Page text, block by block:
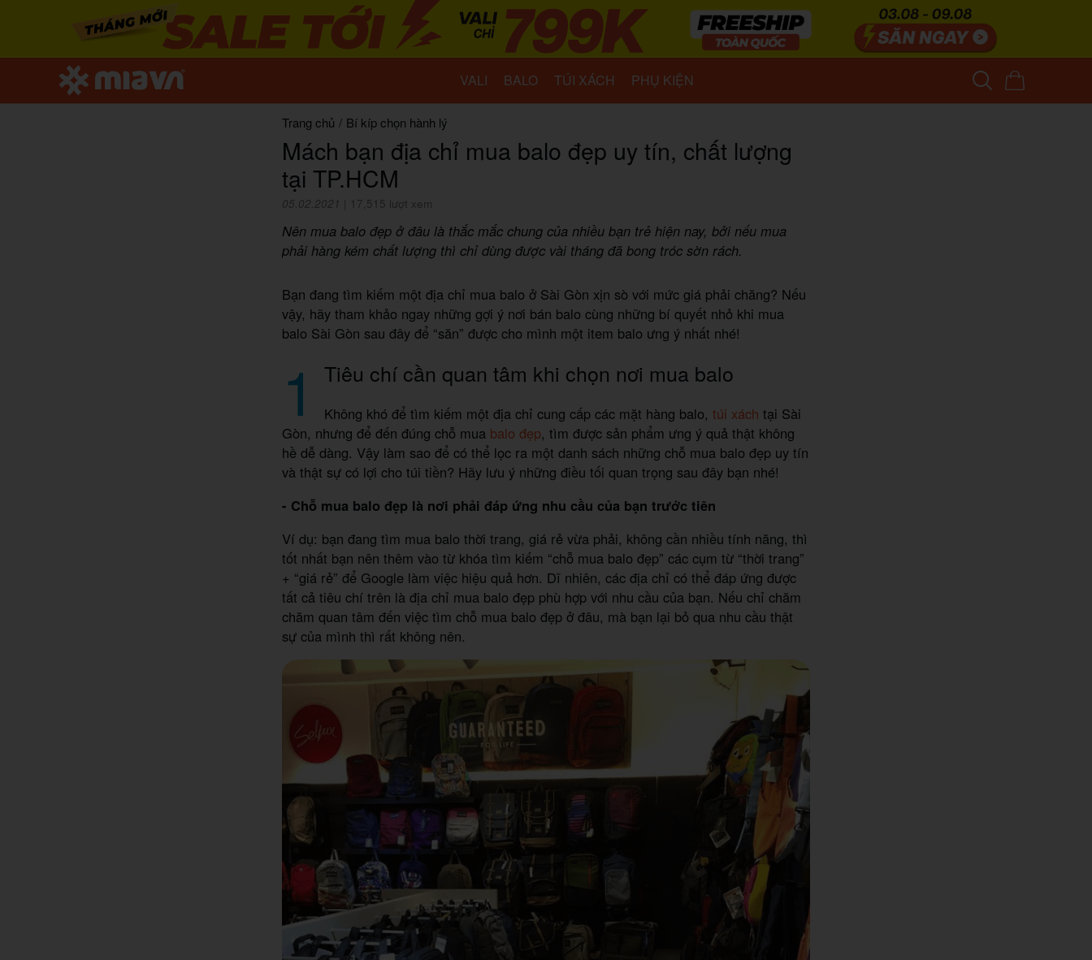
VALI BALO TÚI XÁCH PHỤ KIỆN
Trang chủ / Bí kíp chọn hành lý
Mách bạn địa chỉ mua balo đẹp uy tín, chất lượng
tại TP.HCM
05.02.2021 17,515 lượt xem
Nên mua balo đẹp ở đâu là thắc mắc chung của nhiều bạn trẻ hiện nay, bởi nếu mua
phải hàng kém chất lượng thì chỉ dùng được vài tháng đã bong tróc sờn rách.
Bạn đang tìm kiếm một địa chỉ mua balo ở Sài Gòn xịn sò với mức giá phải chăng? Nếu
vậy, hãy tham khảo ngay những gợi ý nơi bán balo cùng những bí quyết nhỏ khi mua
balo Sài Gòn sau đây để “săn” được cho mình một item balo ưng ý nhất nhé!
1 Tiêu chí cần quan tâm khi chọn nơi mua balo
Không khó để tìm kiếm một địa chỉ cung cấp các mặt hàng balo, túi xách tại Sài
Gòn, nhưng để đến đúng chỗ mua balo đẹp, tìm được sản phẩm ưng ý quả thật không
hề dễ dàng. Vậy làm sao để có thể lọc ra một danh sách những chỗ mua balo đẹp uy tín
và thật sự có lợi cho túi tiền? Hãy lưu ý những điều tối quan trọng sau đây bạn nhé!
- Chỗ mua balo đẹp là nơi phải đáp ứng nhu cầu của bạn trước tiên
Ví dụ: bạn đang tìm mua balo thời trang, giá rẻ vừa phải, không cần nhiều tính năng, thì
tốt nhất bạn nên thêm vào từ khóa tìm kiếm “chỗ mua balo đẹp” các cụm từ “thời trang”
+ “giá rẻ” để Google làm việc hiệu quả hơn. Dĩ nhiên, các địa chỉ có thể đáp ứng được
tất cả tiêu chí trên là địa chỉ mua balo đẹp phù hợp với nhu cầu của bạn. Nếu chỉ chăm
chăm quan tâm đến việc tìm chỗ mua balo đẹp ở đâu, mà bạn lại bỏ qua nhu cầu thật
sự của mình thì rất không nên.